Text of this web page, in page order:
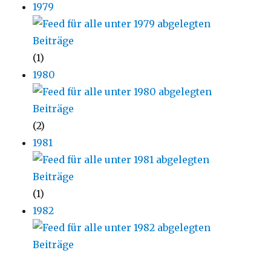
1979
(1)
1980
(2)
1981
(1)
1982